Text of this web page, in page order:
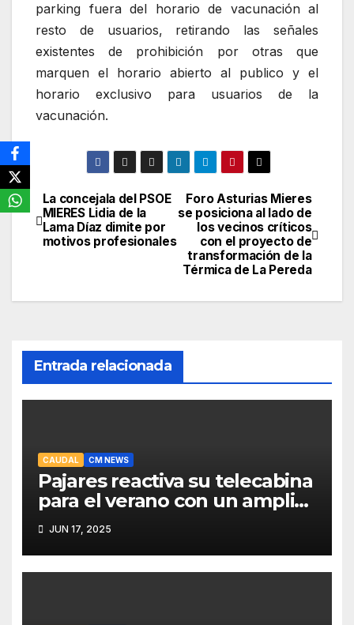
parking fuera del horario de vacunación al
resto de usuarios, retirando las señales
existentes de prohibición por otras que
marquen el horario abierto al publico y el
horario exclusivo para usuarios de la
vacunación.
Navegación
de
Foro Asturias Mieres
se posiciona al lado de
los vecinos críticos
con el proyecto de
transformación de la
Térmica de La Pereda
La concejala del PSOE
MIERES Lidia de la
Lama Díaz dimite por
motivos profesionales
Entrada relacionada
CAUDAL CM NEWS
Pajares reactiva su telecabina
para el verano con un amplio
programa de actividades
JUN 17, 2025